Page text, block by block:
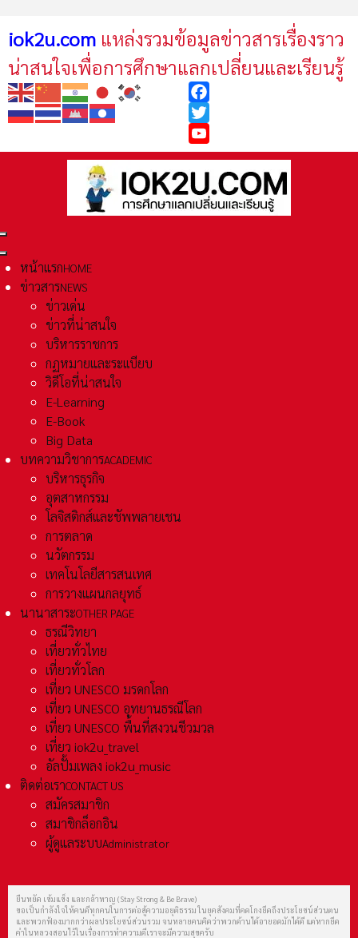
iok2u.com แหล่งรวมข้อมูลข่าวสารเรื่องราว
น่าสนใจเพื่อการศึกษาแลกเปลี่ยนและเรียนรู้
Facebook
Twitter
YouTube
หน้าแรกHOME
ข่าวสารNEWS
ข่าวเด่น
ข่าวที่น่าสนใจ
บริหารราชการ
กฏหมายและระเเบียบ
วิดีโอที่น่าสนใจ
E-Learning
E-Book
Big Data
บทความวิชาการACADEMIC
บริหารธุรกิจ
อุตสาหกรรม
โลจิสติกส์และชัพพลายเชน
การตลาด
นวัตกรรม
เทคโนโลยีสารสนเทศ
การวางแผนกลยุทธ์
นานาสาระOTHER PAGE
ธรณีวิทยา
เที่ยวทั่วไทย
เที่ยวทั่วโลก
เที่ยว UNESCO มรดกโลก
เที่ยว UNESCO อุทยานธรณีโลก
เที่ยว UNESCO พื้นที่สงวนชีวมวล
เที่ยว iok2u_travel
อัลปั้มเพลง iok2u_music
ติดต่อเราCONTACT US
สมัครสมาชิก
สมาชิกล็อกอิน
ผู้ดูแลระบบAdministrator
ยืนหยัด เข้มแข็ง และกล้าหาญ (Stay Strong & Be Brave)
ขอเป็นกำลังใจให้คนดีทุกคนในการต่อสู้ความอยุติธรรม ในยุคสังคมที่คดโกงยึดถึงประโยชน์ส่วนตน
และพวกฟ้องมากกว่าผลประโยชน์ส่วนรวม จนหลายคนคิดว่าพวกด้านได้อายอดมักได้ดี แต่หากยึด
คำในหลวงสอนไว้ในเรื่องการทำความดีเราจะมีความสุขครับ